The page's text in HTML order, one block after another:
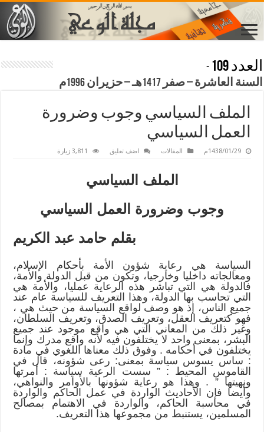
العدد 109
-
السنة العاشرة – صفر 1417هـ – حزيران 1996م
الملف السياسي وجوب وضرورة
العمل السياسي
1438/01/29م المقالات اضف تعليق 3,811 زيارة
الملف السياسي
وجوب وضرورة العمل السياسي
بقلم حامد عبد الكريم
السياسة هي رعاية شؤون الأمة بأحكام الإسلام،
ومعالجاته داخليا وخارجيا، وتكون من قبل الدولة والأمة،
فالدولة هي التي تباشر هذه الرعاية عمليا، والأمة هي
التي تحاسب بها الدولة، وهذا التعريف للسياسة عام عند
جميع الناس، إذ هو وصف لواقع السياسة من حيث هي ،
فهو كتعريف العقل، وتعريف الصدق، وتعريف السلطان،
وغير ذلك من المعاني التي هي واقع موجود عند جميع
البشر، بمعنى واحد لا يختلفون فيه لأنه واقع مدرك وإنما
يختلفون في أحكامه . وفوق ذلك معناها اللغوي في مادة
: ساس يسوس سياسة بمعنى: رعى شؤونه، قال في
القاموس المحيط : ” سست الرعية سياسة : أمرتها
ونهيتها ” . وهذا هو رعاية شؤونها بالأوامر والنواهي،
وأيضا فإن الأحاديث الواردة في عمل الحاكم والواردة
في محاسبة الحاكم، والواردة في الاهتمام بمصالح
المسلمين، يستنبط من مجموعها هذا التعريف.